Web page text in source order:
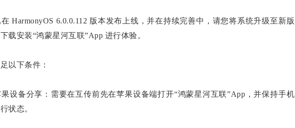
HarmonyOS 6.0.0.112 版本发布上线，并在持续完善中，请您将系统升级至新版
载安装“鸿蒙星河互联”App 进行体验。
以下条件：
设备分享：需要在互传前先在苹果设备端打开“鸿蒙星河互联”App，并保持手机
状态。